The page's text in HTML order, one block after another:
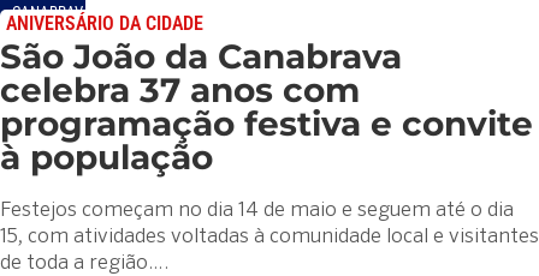
CANABRAVA
ANIVERSÁRIO DA CIDADE
São João da Canabrava
celebra 37 anos com
programação festiva e convite
à população
Festejos começam no dia 14 de maio e seguem até o dia
15, com atividades voltadas à comunidade local e visitantes
de toda a região….